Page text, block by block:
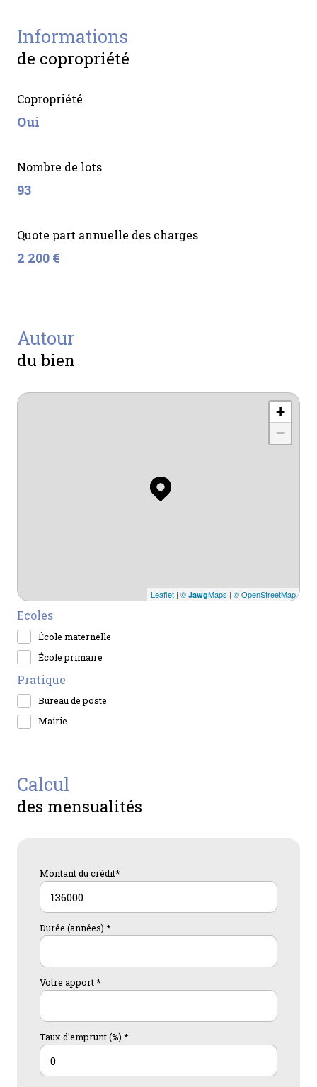
informations
de copropriété
Copropriété
Oui
Nombre de lots
93
Quote part annuelle des charges
2 200 €
autour
du bien
+
−
Leaflet | © JawgMaps | © OpenStreetMap
Ecoles
École maternelle
École primaire
Pratique
Bureau de poste
Mairie
calcul
des mensualités
Montant du crédit*
Durée (années) *
Votre apport *
Taux d'emprunt (%) *